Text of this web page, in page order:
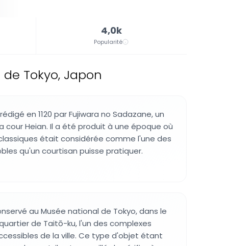
4,0k
Popularité
Tokyo, Japon
en 1120 par Fujiwara no Sadazane, un
cour Heian. Il a été produit à une époque où
était considérée comme l'une des
qu'un courtisan puisse pratiquer.
au Musée national de Tokyo, dans le
de Taitō-ku, l'un des complexes
de la ville. Ce type d'objet étant